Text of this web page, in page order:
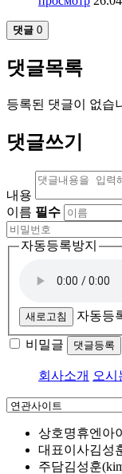
댓글 0
댓글목록
등록된 댓글이 없습
댓글쓰기
내용
이름 필수
자동등록방지
새로고침 자동등
비밀글 댓글등록
회사소개 오시
상호명휴엔아
대표이사김성
주담김성훈